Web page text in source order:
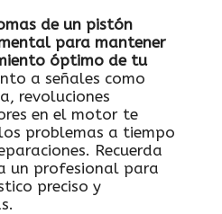
de un pistón
para mantener
óptimo de tu
a señales como
revoluciones
en el motor te
problemas a tiempo
Recuerda
un profesional para
preciso y